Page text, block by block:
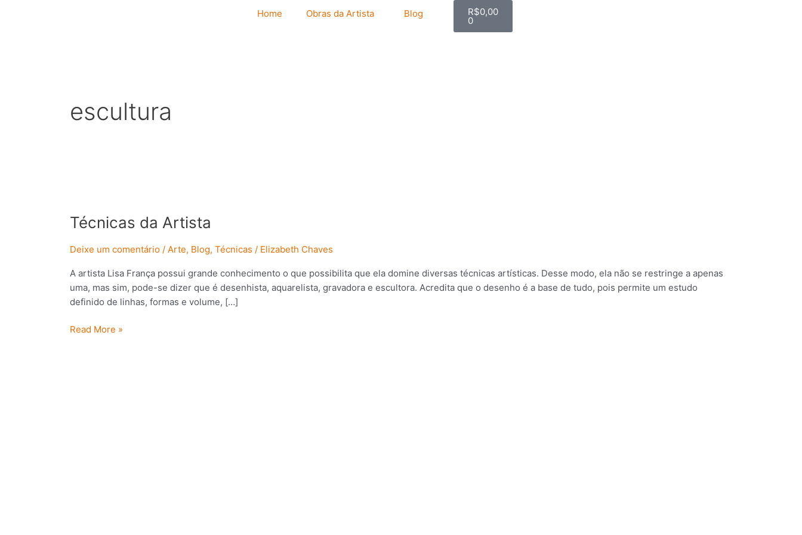
Home Obras da Artista Blog R$0,00
0
escultura
Técnicas da Artista
Deixe um comentário / Arte, Blog, Técnicas / Elizabeth Chaves
A artista Lisa França possui grande conhecimento o que possibilita que ela domine diversas técnicas artísticas. Desse modo, ela não se restringe a apenas
uma, mas sim, pode-se dizer que é desenhista, aquarelista, gravadora e escultora. Acredita que o desenho é a base de tudo, pois permite um estudo
definido de linhas, formas e volume, […]
Artista
Read More »